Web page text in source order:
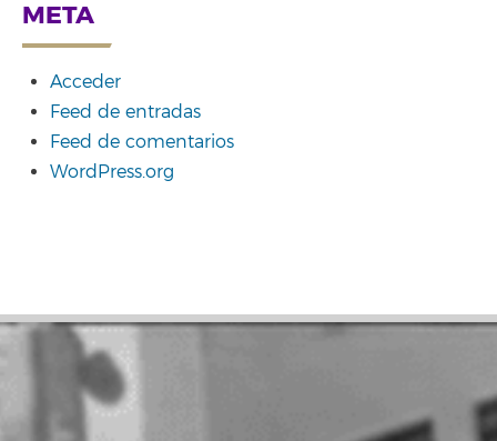
META
Acceder
Feed de entradas
Feed de comentarios
WordPress.org